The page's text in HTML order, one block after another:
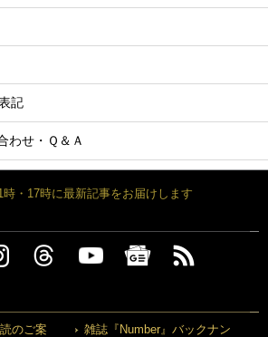
記
わせ・Ｑ＆Ａ
時・17時に最新記事をお届けします
のご案
雑誌『Number』バックナン